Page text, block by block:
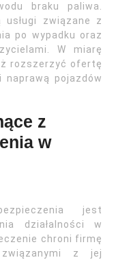
braku paliwa.
związane z
po wypadku oraz
W miarę
rozszerzyć ofertę
pojazdów
z
w
jest
działalności w
chroni firmę
z jej